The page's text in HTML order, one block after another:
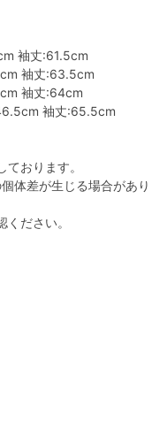
袖丈:61.5cm
袖丈:63.5cm
袖丈:64cm
袖丈:65.5cm
おります。
体差が生じる場合があり
ください。